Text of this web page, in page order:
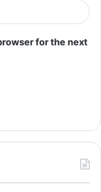
for the next